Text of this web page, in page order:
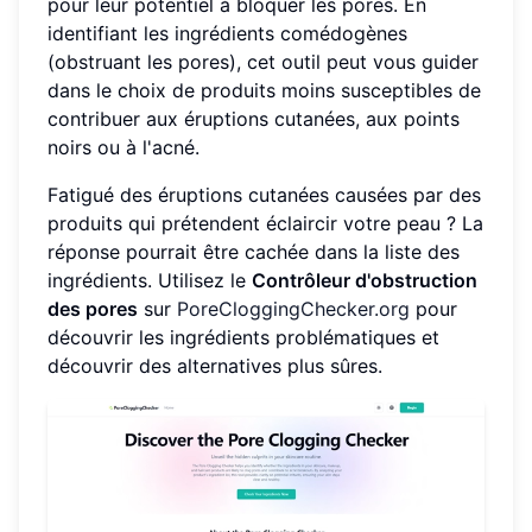
identifiant les ingrédients comédogènes
(obstruant les pores), cet outil peut vous guider
dans le choix de produits moins susceptibles de
contribuer aux éruptions cutanées, aux points
noirs ou à l'acné.
Fatigué des éruptions cutanées causées par des
produits qui prétendent éclaircir votre peau ? La
réponse pourrait être cachée dans la liste des
ingrédients. Utilisez le Contrôleur d'obstruction
des pores sur PoreCloggingChecker.org pour
découvrir les ingrédients problématiques et
découvrir des alternatives plus sûres.